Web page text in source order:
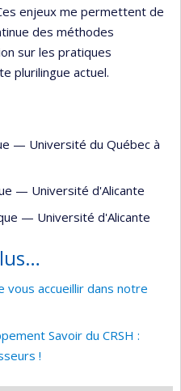
enjeux me permettent de
des méthodes
sur les pratiques
plurilingue actuel.
— Université du Québec à
— Université d'Alicante
— Université d'Alicante
accueillir dans notre
Savoir du CRSH :
!